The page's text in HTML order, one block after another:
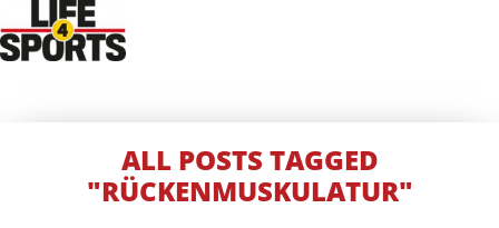
ALL POSTS TAGGED
"RÜCKENMUSKULATUR"